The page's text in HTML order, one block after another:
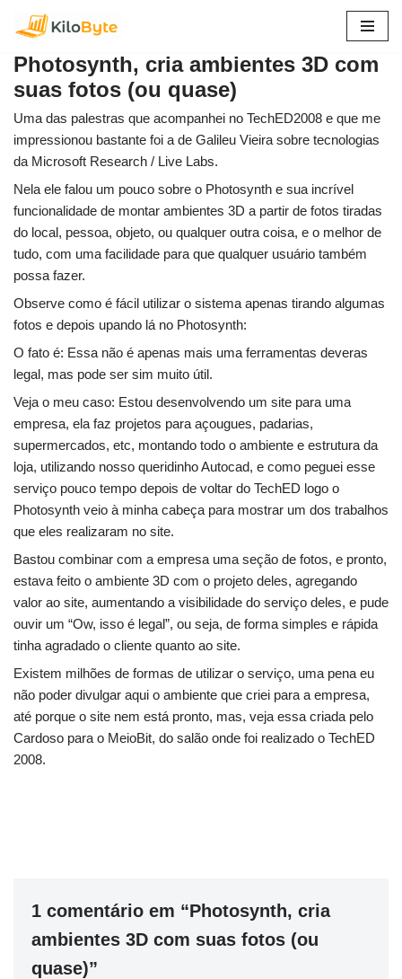
para
o
conteúdo
Photosynth, cria ambientes 3D com
suas fotos (ou quase)
Uma das palestras que acompanhei no TechED2008 e que me
impressionou bastante foi a de Galileu Vieira sobre tecnologias
da Microsoft Research / Live Labs.
Nela ele falou um pouco sobre o Photosynth e sua incrível
funcionalidade de montar ambientes 3D a partir de fotos tiradas
do local, pessoa, objeto, ou qualquer outra coisa, e o melhor de
tudo, com uma facilidade para que qualquer usuário também
possa fazer.
Observe como é fácil utilizar o sistema apenas tirando algumas
fotos e depois upando lá no Photosynth:
O fato é: Essa não é apenas mais uma ferramentas deveras
legal, mas pode ser sim muito útil.
Veja o meu caso: Estou desenvolvendo um site para uma
empresa, ela faz projetos para açougues, padarias,
supermercados, etc, montando todo o ambiente e estrutura da
loja, utilizando nosso queridinho Autocad, e como peguei esse
serviço pouco tempo depois de voltar do TechED logo o
Photosynth veio à minha cabeça para mostrar um dos trabalhos
que eles realizaram no site.
Bastou combinar com a empresa uma seção de fotos, e pronto,
estava feito o ambiente 3D com o projeto deles, agregando
valor ao site, aumentando a visibilidade do serviço deles, e pude
ouvir um “Ow, isso é legal”, ou seja, de forma simples e rápida
tinha agradado o cliente quanto ao site.
Existem milhões de formas de utilizar o serviço, uma pena eu
não poder divulgar aqui o ambiente que criei para a empresa,
até porque o site nem está pronto, mas, veja essa criada pelo
Cardoso para o MeioBit, do salão onde foi realizado o TechED
2008.
1 comentário em “Photosynth, cria
ambientes 3D com suas fotos (ou
quase)”